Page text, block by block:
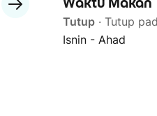
Tutup · Tutup
Isnin - Ahad